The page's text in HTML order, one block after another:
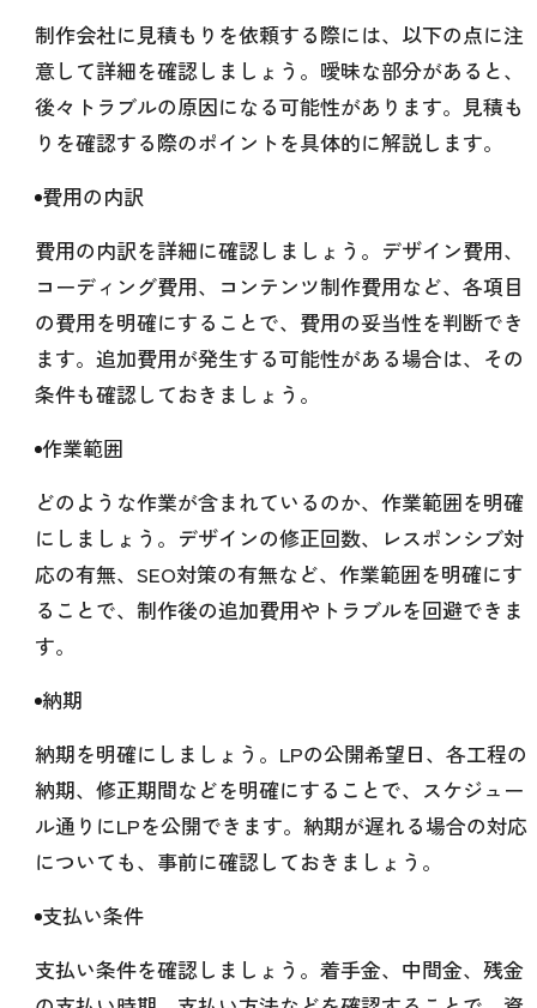
制作会社に見積もりを依頼する際には、以下の点に注
意して詳細を確認しましょう。曖昧な部分があると、
後々トラブルの原因になる可能性があります。見積も
りを確認する際のポイントを具体的に解説します。
費用の内訳
費用の内訳を詳細に確認しましょう。デザイン費用、
コーディング費用、コンテンツ制作費用など、各項目
の費用を明確にすることで、費用の妥当性を判断でき
ます。追加費用が発生する可能性がある場合は、その
条件も確認しておきましょう。
作業範囲
どのような作業が含まれているのか、作業範囲を明確
にしましょう。デザインの修正回数、レスポンシブ対
応の有無、SEO対策の有無など、作業範囲を明確にす
ることで、制作後の追加費用やトラブルを回避できま
す。
納期
納期を明確にしましょう。LPの公開希望日、各工程の
納期、修正期間などを明確にすることで、スケジュー
ル通りにLPを公開できます。納期が遅れる場合の対応
についても、事前に確認しておきましょう。
支払い条件
支払い条件を確認しましょう。着手金、中間金、残金